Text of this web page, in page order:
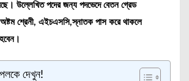
উল্লেখিত পদের জন্য পদভেদে বেতন গ্রেড
শ্রেনী, এইচএসসি,স্নাতক পাস করে থাকলে
দেখুন!